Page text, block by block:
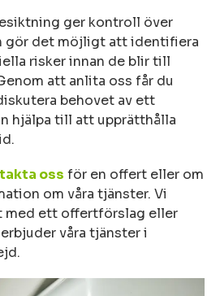
ger kontroll över
gör det möjligt att identifiera
risker innan de blir till
att anlita oss får du
behovet av ett
hjälpa till att upprätthålla
oss för en offert eller om
om våra tjänster. Vi
med ett offertförslag eller
våra tjänster i